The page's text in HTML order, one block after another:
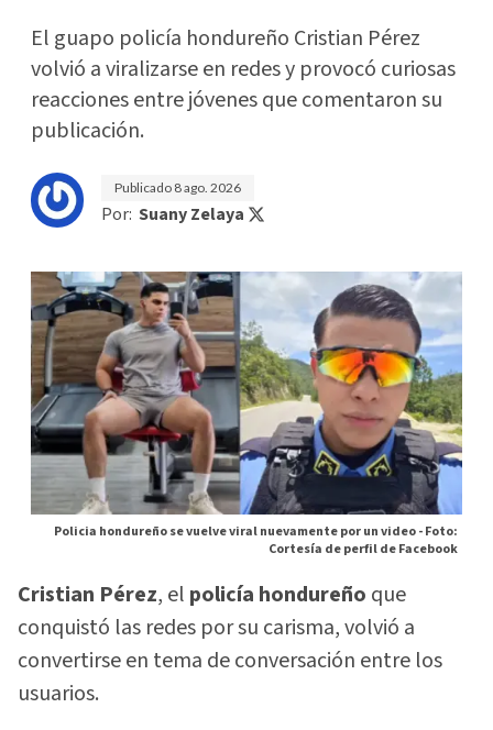
El guapo policía hondureño Cristian Pérez
volvió a viralizarse en redes y provocó curiosas
reacciones entre jóvenes que comentaron su
publicación.
Publicado 8 ago. 2026
Por: Suany Zelaya
Policia hondureño se vuelve viral nuevamente por un video -Foto:
Cortesía de perfil de Facebook
Cristian Pérez, el policía hondureño que
conquistó las redes por su carisma, volvió a
convertirse en tema de conversación entre los
usuarios.